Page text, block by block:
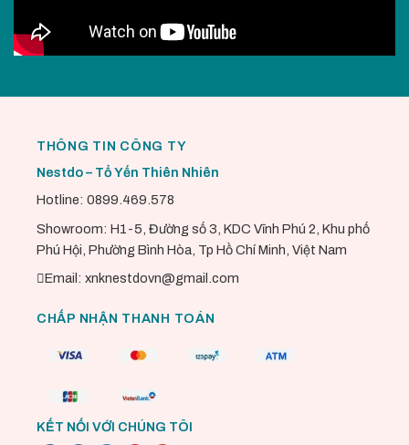
THÔNG TIN CÔNG TY
Nestdo – Tổ Yến Thiên Nhiên
Hotline: 0899.469.578
Showroom: H1-5, Đường số 3, KDC Vĩnh Phú 2, Khu phố
Phú Hội, Phường Bình Hòa, Tp Hồ Chí Minh, Việt Nam
Email: xnknestdovn@gmail.com
CHẤP NHẬN THANH TOÁN
KẾT NỐI VỚI CHÚNG TÔI